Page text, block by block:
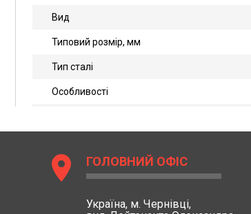
Вид
Типовий розмір, мм
Тип сталі
Особливості
location_on ГОЛОВНИЙ ОФІС
Україна, м. Чернівці,